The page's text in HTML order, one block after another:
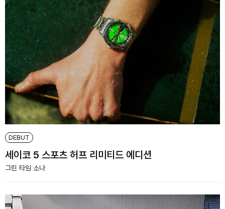
DEBUT
세이코 5 스포츠 허프 리미티드 에디션
그린 타임 소나